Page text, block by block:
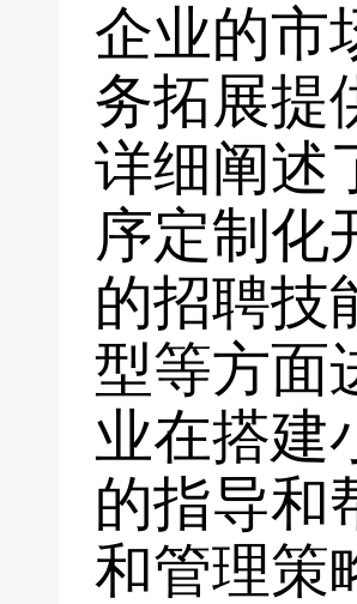
企业的市
务拓展提
详细阐述
序定制化
的招聘技
型等方面
业在搭建
的指导和
和管理策